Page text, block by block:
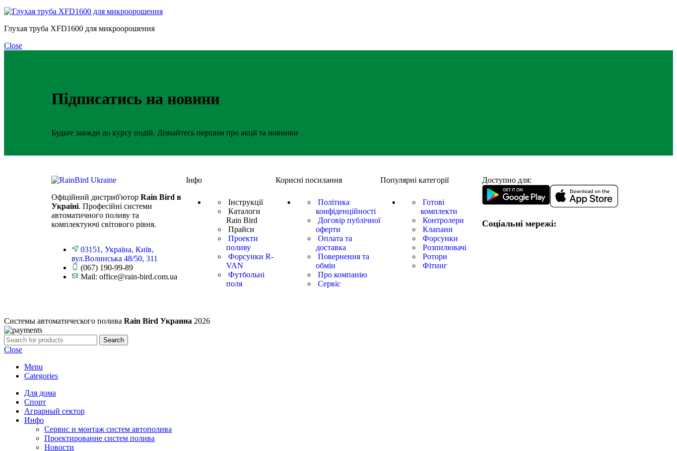
Глухая труба XFD1600 для микроорошения
Close
Підписатись на новини
Будьте завжди до курсу подій. Дізнайтесь першим про акції та новинки
Офіційний дистриб'ютор Rain Bird в
Україні. Професійні системи
автоматичного поливу та
комплектуючі світового рівня.
03151, Україна, Київ,
вул.Волинська 48/50, 311
(067) 190-99-89
Mail: office@rain-bird.com.ua
Інфо
Інструкції
Каталоги
Rain Bird
Прайси
Проекти
поливу
Форсунки R-
VAN
Футбольні
поля
Корисні посилання
Політика
конфіденційності
Договір публічної
оферти
Оплата та
доставка
Повернення та
обмін
Про компанію
Сервіс
Популярні категорії
Готові
комплекти
Контролери
Клапани
Форсунки
Розпилювачі
Ротори
Фітинг
Доступно для:
Соціальні мережі:
Системы автоматического полива Rain Bird Украина 2026
Search
Close
Menu
Categories
Для дома
Спорт
Аграрный сектор
Инфо
Сервис и монтаж систем автополива
Проектирование систем полива
Новости